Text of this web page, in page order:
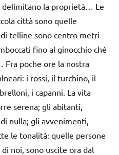
delimitano la proprietà… Le
città sono quelle
telline sono centro metri
fino al ginocchio ché
Fra poche ore la nostra
i rossi, il turchino, il
i capanni. La vita
serena; gli abitanti,
nulla; gli avvenimenti,
le tonalità: quelle persone
noi, sono uscite ora dal